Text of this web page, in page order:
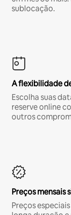
sublocação.
A flexibilidade
Escolha suas
reserve online
outros
Preços mensais
Preços